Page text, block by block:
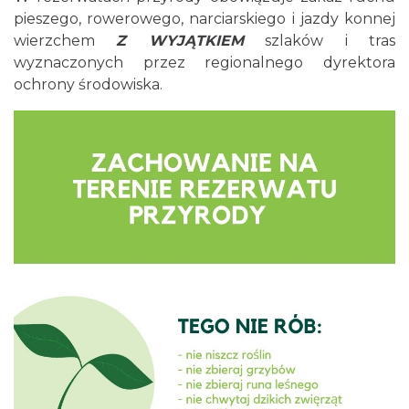
pieszego, rowerowego, narciarskiego i jazdy konnej
wierzchemZ WYJĄTKIEMszlaków i tras
wyznaczonych przez regionalnego dyrektora
ochrony środowiska.